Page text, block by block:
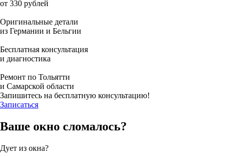
от 330 рублей
Оригинальные детали
из Германии и Бельгии
Бесплатная консультация
и диагностика
Ремонт по Тольятти
и Самарской области
Запишитесь на бесплатную консультацию!
Записаться
Ваше окно сломалось?
Дует из окна?